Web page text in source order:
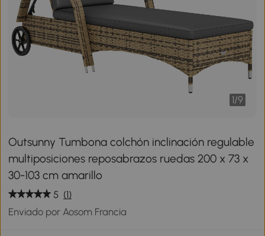
1/9
Outsunny Tumbona colchón inclinación regulable
multiposiciones reposabrazos ruedas 200 x 73 x
30-103 cm amarillo
5 (1)
Enviado por Aosom Francia